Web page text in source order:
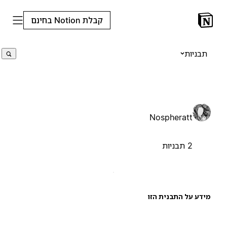
קבלת Notion בחינם
תבניות
Nospheratt
על התבנית הזו